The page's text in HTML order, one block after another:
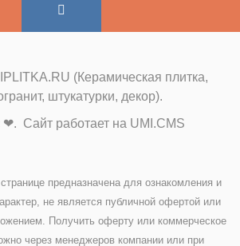
(Керамическая плитка,
штукатурки, декор).
❤. Сайт работает на UMI.CMS
предназначена для ознакомления и
не является публичной офертой или
Получить оферту или коммерческое
через менеджеров компании или при